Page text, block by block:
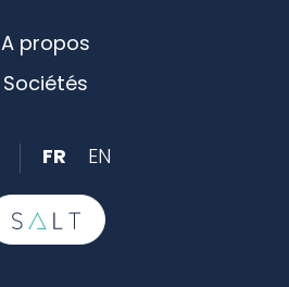
A propos
Sociétés
FR EN